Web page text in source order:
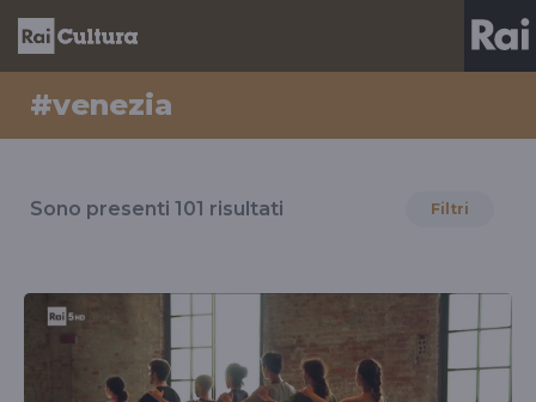
#venezia
il
#venezia
Sono presenti 101 risultati Filtri